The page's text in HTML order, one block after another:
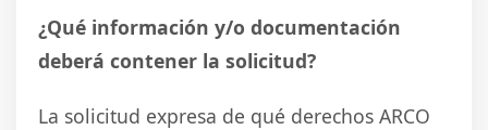
¿Qué información y/o documentación
deberá contener la solicitud?
La solicitud expresa de qué derechos ARCO